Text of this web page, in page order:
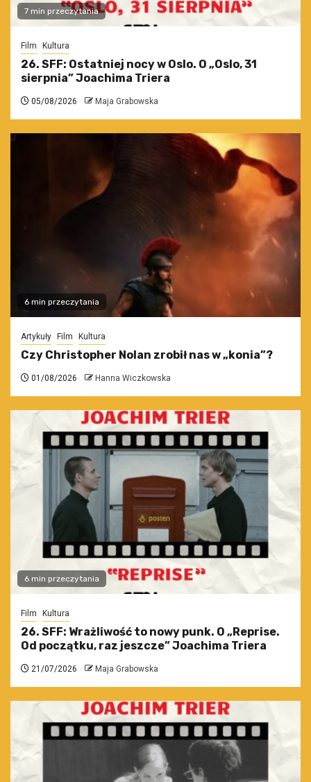
7 min przeczytania
Film Kultura
26. SFF: Ostatniej nocy w Oslo. O „Oslo, 31
sierpnia” Joachima Triera
05/08/2026 Maja Grabowska
6 min przeczytania
Artykuły Film Kultura
Czy Christopher Nolan zrobił nas w „konia”?
01/08/2026 Hanna Wiczkowska
6 min przeczytania
Film Kultura
26. SFF: Wrażliwość to nowy punk. O „Reprise.
Od początku, raz jeszcze” Joachima Triera
21/07/2026 Maja Grabowska